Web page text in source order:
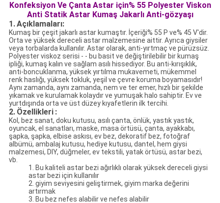
Konfeksiyon Ve Çanta Astar için% 55 Polyester Viskon
Anti Statik Astar Kumaş Jakarlı Anti-gözyaşı
1.Açıklamaları:
Kumaş bir çeşit jakarlı astar kumaştır. İçeriği% 55 P ve% 45 V'dir.
Orta ve yüksek dereceli astar malzemesine aittir. Ayrıca giysiler
veya torbalarda kullanılır. Astar olarak, anti-yırtmaç ve pürüzsüz.
Polyester viskoz serisi - - bu basit ve değiştirilebilir bir kumaş
ipliği, kumaş kalın ve sağlam asılı hissediyor. Bu anti-kırışıklık,
anti-boncuklanma, yüksek yırtılma mukavemeti, mükemmel
renk haslığı, yüksek tokluk, yeşil ve çevre koruma boyamasıdır!
Aynı zamanda, aynı zamanda, nem ve ter emer, hızlı bir şekilde
yıkamak ve kurulamak kolaydır ve yumuşak halo sahiptir. Ev ve
yurtdışında orta ve üst düzey kıyafetlerin ilk tercihi.
2. Özellikleri :
Kol, bez sanat, doku kutusu, asılı çanta, önlük, yastık yastık,
oyuncak, el sanatları, maske, masa örtüsü, çanta, ayakkabı,
şapka, şapka, elbise askısı, ev bez, dekoratif bez, fotoğraf
albümü, ambalaj kutusu, hediye kutusu, dantel, hem giysi
malzemesi, DIY, düğmeler, ev tekstili, yatak örtüsü, astar bezi,
vb.
1. Bu kaliteli astar bezi ağırlıklı olarak yüksek dereceli giysi
astar bezi için kullanılır
2. giyim seviyesini geliştirmek, giyim marka değerini
artırmak
3. Bu bez nefes alabilir ve nefes alabilir